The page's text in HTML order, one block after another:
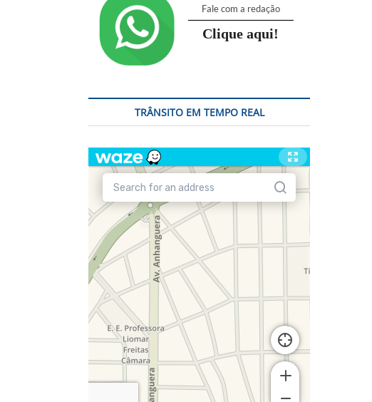
Fale com a redação
Clique aqui!
TRÂNSITO EM TEMPO REAL